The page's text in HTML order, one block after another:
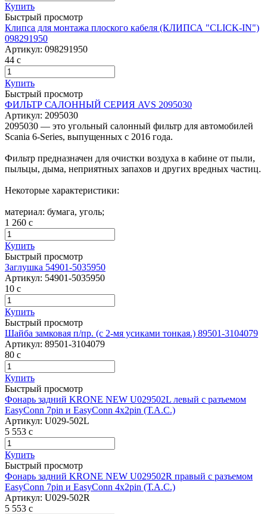
Купить
Быстрый просмотр
Клипса для монтажа плоского кабеля (КЛИПСА "CLICK-IN")
098291950
Артикул: 098291950
44 c
Купить
Быстрый просмотр
ФИЛЬТР САЛОННЫЙ СЕРИЯ AVS 2095030
Артикул: 2095030
2095030 — это угольный салонный фильтр для автомобилей
Scania 6-Series, выпущенных с 2016 года.
Фильтр предназначен для очистки воздуха в кабине от пыли,
пыльцы, дыма, неприятных запахов и других вредных частиц.
Некоторые характеристики:
материал: бумага, уголь;
1 260 c
Купить
Быстрый просмотр
Заглушка 54901-5035950
Артикул: 54901-5035950
10 c
Купить
Быстрый просмотр
Шайба замковая п/пр. (с 2-мя усиками тонкая.) 89501-3104079
Артикул: 89501-3104079
80 c
Купить
Быстрый просмотр
Фонарь задний KRONE NEW U029502L левый c разъемом
EasyConn 7pin и EasyConn 4x2pin (Т.А.С.)
Артикул: U029-502L
5 553 c
Купить
Быстрый просмотр
Фонарь задний KRONE NEW U029502R правый c разъемом
EasyConn 7pin и EasyConn 4x2pin (Т.А.С.)
Артикул: U029-502R
5 553 c